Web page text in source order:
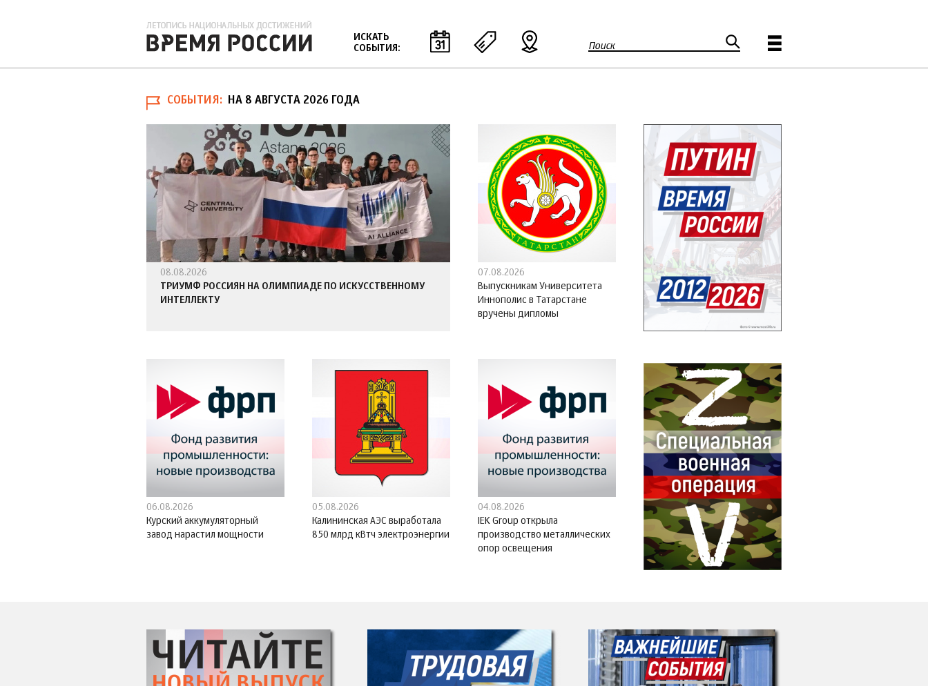
ИСКАТЬ
СОБЫТИЯ:
п
о
и
с
Поиск
СОБЫТИЯ НА 8 АВГУСТА 2026 ГОДА
08.08.2026
ТРИУМФ РОССИЯН НА ОЛИМПИАДЕ ПО ИСКУССТВЕННОМУ
ИНТЕЛЛЕКТУ
07.08.2026
Выпускникам Университета
Иннополис в Татарстане
вручены дипломы
06.08.2026
Курский аккумуляторный
завод нарастил мощности
05.08.2026
Калининская АЭС выработала
850 млрд кВтч электроэнергии
04.08.2026
IEK Group открыла
производство металлических
опор освещения